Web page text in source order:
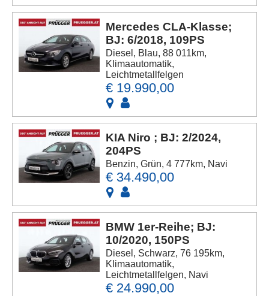
Mercedes CLA-Klasse;
BJ: 6/2018, 109PS
Diesel, Blau, 88 011km,
Klimaautomatik,
Leichtmetallfelgen
€ 19.990,00
KIA Niro ; BJ: 2/2024,
204PS
Benzin, Grün, 4 777km, Navi
€ 34.490,00
BMW 1er-Reihe; BJ:
10/2020, 150PS
Diesel, Schwarz, 76 195km,
Klimaautomatik,
Leichtmetallfelgen, Navi
€ 24.990,00